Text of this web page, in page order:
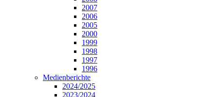
2007
2006
2005
2000
1999
1998
1997
1996
Medienberichte
2024/2025
2023/2024